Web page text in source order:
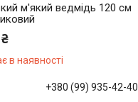
м'який ведмідь 120 см
в наявності
+380 (99) 935-42-40